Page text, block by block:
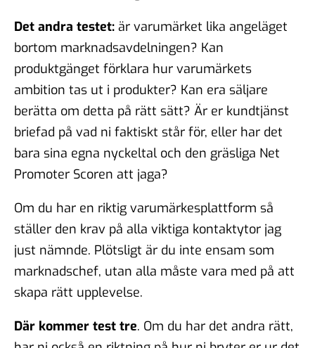
Det andra testet: är varumärket lika angeläget
bortom marknadsavdelningen? Kan
produktgänget förklara hur varumärkets
ambition tas ut i produkter? Kan era säljare
berätta om detta på rätt sätt? Är er kundtjänst
briefad på vad ni faktiskt står för, eller har det
bara sina egna nyckeltal och den gräsliga Net
Promoter Scoren att jaga?
Om du har en riktig varumärkesplattform så
ställer den krav på alla viktiga kontaktytor jag
just nämnde. Plötsligt är du inte ensam som
marknadschef, utan alla måste vara med på att
skapa rätt upplevelse.
Där kommer test tre. Om du har det andra rätt,